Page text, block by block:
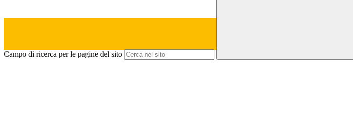
Campo di ricerca per le pagine del sito